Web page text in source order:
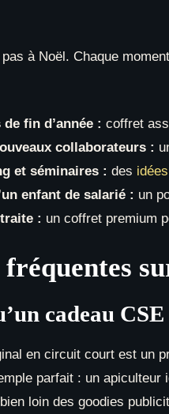
à Noël. Chaque
fin d’année : coffret
collaborateurs :
et séminaires : des
enfant de salarié : un
: un coffret premium
fréquentes
cadeau
en circuit court est un
parfait : un
loin des goodies